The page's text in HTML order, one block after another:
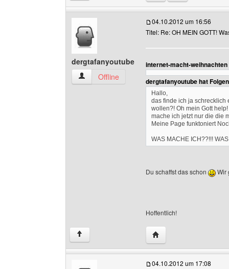
dergtafanyoutube
dergtafanyoutube Benutzer-Profile anzeigen
Offline
04.10.2012 um 16:56
Titel: Re: OH MEIN GOTT!
internet-macht-
dergtafanyoutube hat
Hallo,
das finde ich ja schrecklich
wollen?! Oh mein Gott
mache ich jetzt nur die die
Meine Page funktoniert
WAS MACHE ICH??!!!
Du schaffst das schon Wir
Hoffentlich!
↑ Website dieses
04.10.2012 um 17:08